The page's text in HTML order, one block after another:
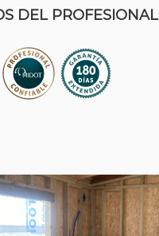
DEL PROFESIONAL